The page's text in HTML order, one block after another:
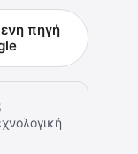
πηγή